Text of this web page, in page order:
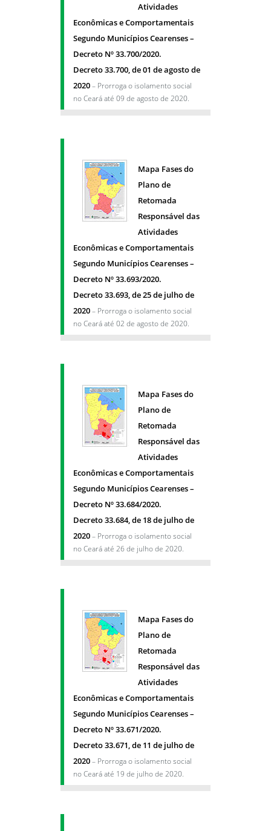
Atividades
Econômicas e Comportamentais
Segundo Municípios Cearenses –
Decreto Nº 33.700/2020.
Decreto 33.700, de 01 de agosto de
2020– Prorroga o isolamento social
no Ceará até 09 de agosto de 2020.
Mapa Fases do
Plano de
Retomada
Responsável das
Atividades
Econômicas e Comportamentais
Segundo Municípios Cearenses –
Decreto Nº 33.693/2020.
Decreto 33.693, de 25 de julho de
2020– Prorroga o isolamento social
no Ceará até 02 de agosto de 2020.
Mapa Fases do
Plano de
Retomada
Responsável das
Atividades
Econômicas e Comportamentais
Segundo Municípios Cearenses –
Decreto Nº 33.684/2020.
Decreto 33.684, de 18 de julho de
2020– Prorroga o isolamento social
no Ceará até 26 de julho de 2020.
Mapa Fases do
Plano de
Retomada
Responsável das
Atividades
Econômicas e Comportamentais
Segundo Municípios Cearenses –
Decreto Nº 33.671/2020.
Decreto 33.671, de 11 de julho de
2020– Prorroga o isolamento social
no Ceará até 19 de julho de 2020.